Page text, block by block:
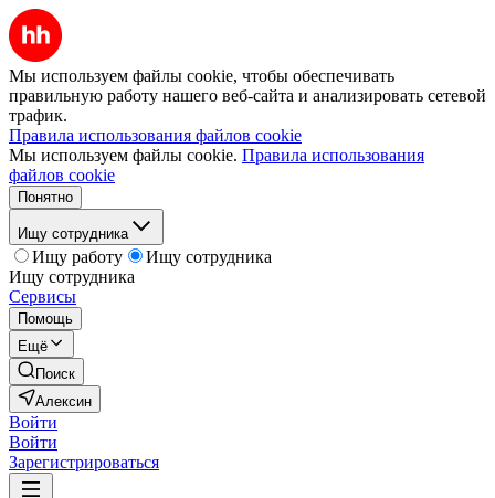
Мы используем файлы cookie, чтобы обеспечивать
правильную работу нашего веб-сайта и анализировать сетевой
трафик.
Правила использования файлов cookie
Мы используем файлы cookie. Правила использования
файлов cookie
Понятно
Ищу сотрудника
Ищу работу
Ищу сотрудника
Ищу сотрудника
Сервисы
Помощь
Ещё
Поиск
Алексин
Войти
Войти
Зарегистрироваться